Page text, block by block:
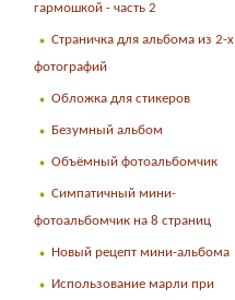
гармошкой - часть 2
Страничка для альбома из 2-х
фотографий
Обложка для стикеров
Безумный альбом
Объёмный фотоальбомчик
Симпатичный мини-
фотоальбомчик на 8 страниц
Новый рецепт мини-альбома
Использование марли при